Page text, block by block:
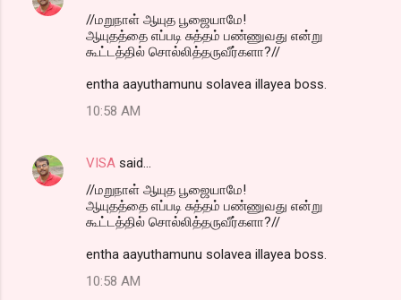
//மறுநாள் ஆயுத பூஜையாமே!
ஆயுதத்தை எப்படி சுத்தம் பண்ணுவது என்று
கூட்டத்தில் சொல்லித்தருவீர்களா?//
entha aayuthamunu solavea illayea boss.
10:58 AM
VISA said…
//மறுநாள் ஆயுத பூஜையாமே!
ஆயுதத்தை எப்படி சுத்தம் பண்ணுவது என்று
கூட்டத்தில் சொல்லித்தருவீர்களா?//
entha aayuthamunu solavea illayea boss.
10:58 AM